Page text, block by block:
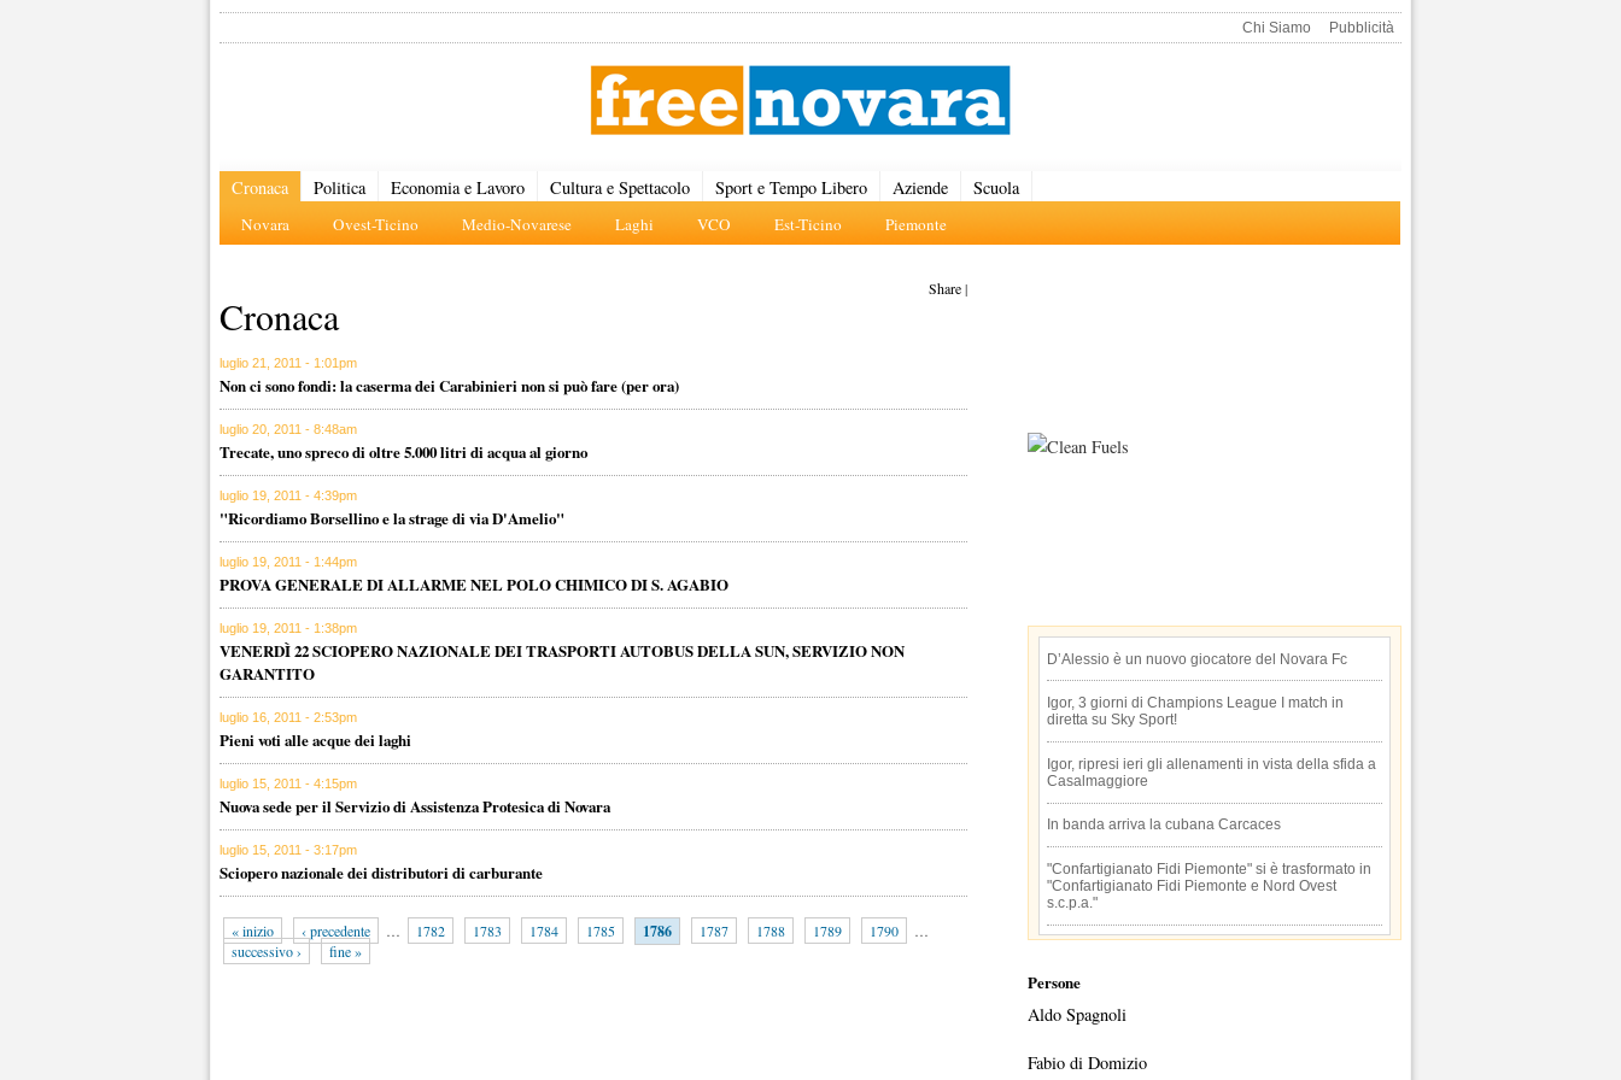
Chi Siamo Pubblicità
Cronaca
Novara Ovest-Ticino Medio-Novarese Laghi VCO Est-Ticino Piemonte
Politica Economia e Lavoro Cultura e Spettacolo Sport e Tempo Libero Aziende Scuola
Share|
Cronaca
luglio 21, 2011 - 1:01pm
Non ci sono fondi: la caserma dei Carabinieri non si può fare (per ora)
luglio 20, 2011 - 8:48am
Trecate, uno spreco di oltre 5.000 litri di acqua al giorno
luglio 19, 2011 - 4:39pm
"Ricordiamo Borsellino e la strage di via D'Amelio"
luglio 19, 2011 - 1:44pm
PROVA GENERALE DI ALLARME NEL POLO CHIMICO DI S. AGABIO
luglio 19, 2011 - 1:38pm
VENERDÌ 22 SCIOPERO NAZIONALE DEI TRASPORTI AUTOBUS DELLA SUN, SERVIZIO NON
GARANTITO
luglio 16, 2011 - 2:53pm
Pieni voti alle acque dei laghi
luglio 15, 2011 - 4:15pm
Nuova sede per il Servizio di Assistenza Protesica di Novara
luglio 15, 2011 - 3:17pm
Sciopero nazionale dei distributori di carburante
« inizio ‹ precedente … 1782 1783 1784 1785 1786 1787 1788 1789 1790
…
successivo ›
fine »
D’Alessio è un nuovo giocatore del Novara Fc
Igor, 3 giorni di Champions League I match in
diretta su Sky Sport!
Igor, ripresi ieri gli allenamenti in vista della sfida a
Casalmaggiore
In banda arriva la cubana Carcaces
"Confartigianato Fidi Piemonte" si è trasformato in
"Confartigianato Fidi Piemonte e Nord Ovest
s.c.p.a."
Persone
Aldo Spagnoli
Fabio di Domizio